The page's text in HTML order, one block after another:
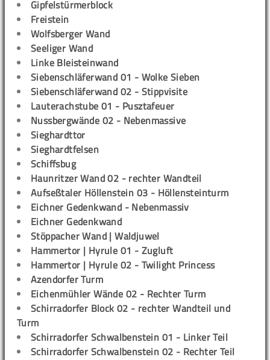
Gipfelstürmerblock
Freistein
Wolfsberger Wand
Seeliger Wand
Linke Bleisteinwand
Siebenschläferwand 01 - Wolke Sieben
Siebenschläferwand 02 - Stippvisite
Lauterachstube 01 - Pusztafeuer
Nussbergwände 02 - Nebenmassive
Sieghardttor
Sieghardtfelsen
Schiffsbug
Haunritzer Wand 02 - rechter Wandteil
Aufseßtaler Höllenstein 03 - Höllensteinturm
Eichner Gedenkwand - Nebenmassiv
Eichner Gedenkwand
Stöppacher Wand | Waldjuwel
Hammertor | Hyrule 01 - Zugluft
Hammertor | Hyrule 02 - Twilight Princess
Azendorfer Turm
Eichenmühler Wände 02 - Rechter Turm
Schirradorfer Block 02 - rechter Wandteil und
Turm
Schirradorfer Schwalbenstein 01 - Linker Teil
Schirradorfer Schwalbenstein 02 - Rechter Teil